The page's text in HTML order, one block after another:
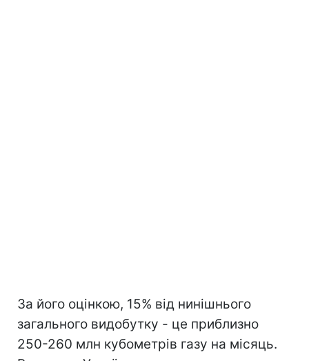
За його оцінкою, 15% від нинішнього
загального видобутку - це приблизно
250-260 млн кубометрів газу на місяць.